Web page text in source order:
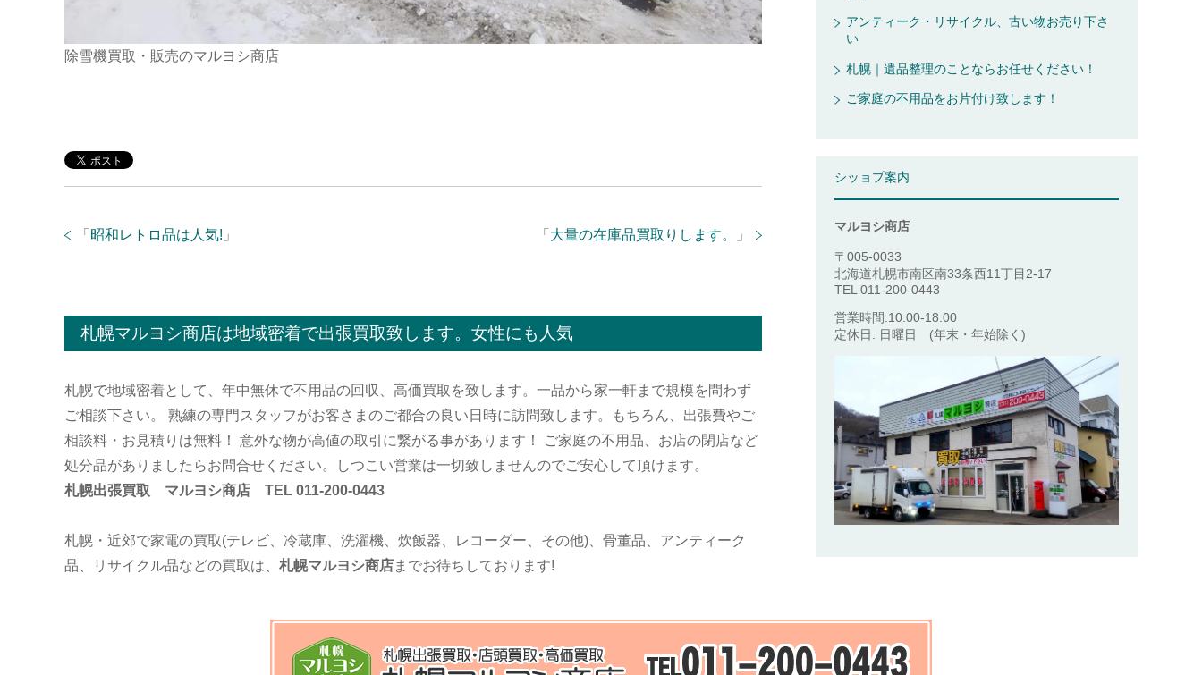
除雪機買取・販売のマルヨシ商店
「 大量の在庫品買取りします。 」
「 昭和レトロ品は人気! 」
札幌マルヨシ商店は地域密着で出張買取致します。女性にも人気
札幌で地域密着として、年中無休で不用品の回収、高価買取を致します。一品から家一軒まで規模を問わず
ご相談下さい。 熟練の専門スタッフがお客さまのご都合の良い日時に訪問致します。もちろん、出張費やご
相談料・お見積りは無料！ 意外な物が高値の取引に繋がる事があります！ ご家庭の不用品、お店の閉店など
処分品がありましたらお問合せください。しつこい営業は一切致しませんのでご安心して頂けます。
札幌出張買取 マルヨシ商店 TEL 011-200-0443
札幌・近郊で家電の買取(テレビ、冷蔵庫、洗濯機、炊飯器、レコーダー、その他)、骨董品、アンティーク
品、リサイクル品などの買取は、 札幌マルヨシ商店までお待ちしております!
アンティーク・リサイクル、古い物お売り下さ
い
札幌｜遺品整理のことならお任せください！
ご家庭の不用品をお片付け致します！
シッョプ案内
マルヨシ商店
〒005-0033
北海道札幌市南区南33条西11丁目2-17
TEL 011-200-0443
営業時間:10:00-18:00
定休日: 日曜日 (年末・年始除く)